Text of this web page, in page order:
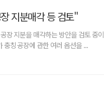
지분매각 등 검토"
장 지분을 매각하는 방안을 검토 중
칭 공장에 관한 여러 옵션을 ...